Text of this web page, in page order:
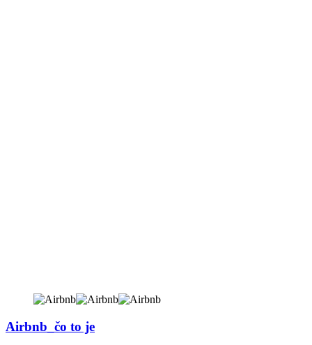
Airbnb_čo to je